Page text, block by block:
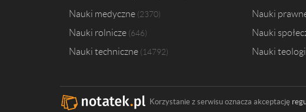
Nauki medyczne 2370 Nauki
Nauki rolnicze 646 Nauki
Nauki techniczne 14792 Nauki
Korzystanie z serwisu oznacza akceptację